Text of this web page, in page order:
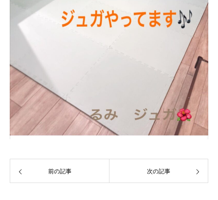
前の記事 次の記事